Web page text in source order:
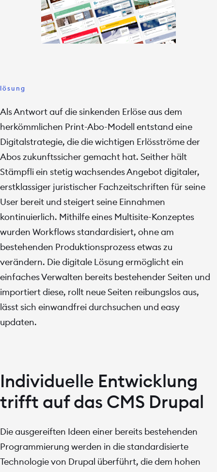
lösung
Als Antwort auf die sinkenden Erlöse aus dem
herkömmlichen Print-Abo-Modell entstand eine
Digitalstrategie, die die wichtigen Erlösströme der
Abos zukunftssicher gemacht hat. Seither hält
Stämpfli ein stetig wachsendes Angebot digitaler,
erstklassiger juristischer Fachzeitschriften für seine
User bereit und steigert seine Einnahmen
kontinuierlich. Mithilfe eines Multisite-Konzeptes
wurden Workflows standardisiert, ohne am
bestehenden Produktionsprozess etwas zu
verändern. Die digitale Lösung ermöglicht ein
einfaches Verwalten bereits bestehender Seiten und
importiert diese, rollt neue Seiten reibungslos aus,
lässt sich einwandfrei durchsuchen und easy
updaten.
Individuelle Entwicklung
trifft auf das CMS Drupal
Die ausgereiften Ideen einer bereits bestehenden
Programmierung werden in die standardisierte
Technologie von Drupal überführt, die dem hohen